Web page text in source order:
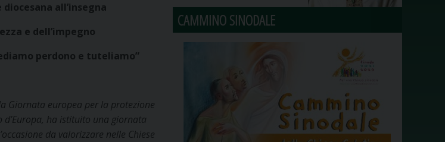
all’insegna
e dell’impegno
perdono e tuteliamo”
Giornata europea per la protezione
ha istituito una giornata
da valorizzare nelle Chiese
CAMMINO SINODALE